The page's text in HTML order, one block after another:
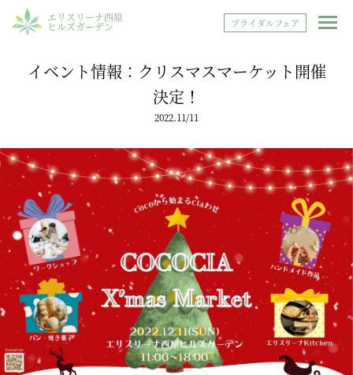
エリスリーナ西原
ヒルズガーデン ブライダルフェア
イベント情報：クリスマスマーケット開催
決定！
2022.11/11